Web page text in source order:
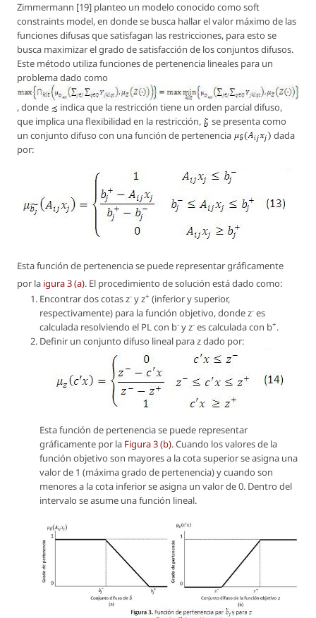
Zimmermann [19] planteo un modelo conocido como soft
constraints model, en donde se busca hallar el valor máximo de las
funciones difusas que satisfagan las restricciones, para esto se
busca maximizar el grado de satisfacción de los conjuntos difusos.
Este método utiliza funciones de pertenencia lineales para un
problema dado como
, donde
indica que la restricción tiene un orden parcial difuso,
que implica una flexibilidad en la restricción,
se presenta como
un conjunto difuso con una función de pertenencia
dada
por:
Esta función de pertenencia se puede representar gráficamente
por la igura 3 (a). El procedimiento de solución está dado como:
Encontrar dos cotasz- yz+ (inferior y superior,
respectivamente) para la función objetivo, dondez- es
calculada resolviendo el PL con b- yz- es calculada con b+.
Definir un conjunto difuso lineal parazdado por:
Esta función de pertenencia se puede representar
gráficamente por la Figura 3 (b). Cuando los valores de la
función objetivo son mayores a la cota superior se asigna una
valor de 1 (máxima grado de pertenencia) y cuando son
menores a la cota inferior se asigna un valor de 0. Dentro del
intervalo se asume una función lineal.